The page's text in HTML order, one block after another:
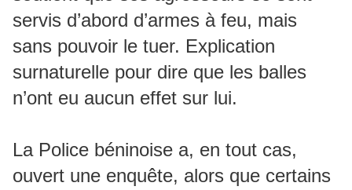
servis d’abord d’armes à feu, mais
sans pouvoir le tuer. Explication
surnaturelle pour dire que les balles
n’ont eu aucun effet sur lui.
La Police béninoise a, en tout cas,
ouvert une enquête, alors que certains